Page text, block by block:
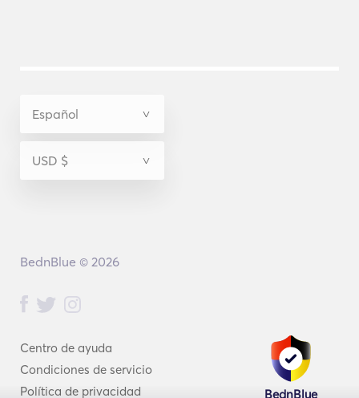
Centro de ayuda
Condiciones de servicio
Política de privacidad
BednBlue
BednBlue © 2026